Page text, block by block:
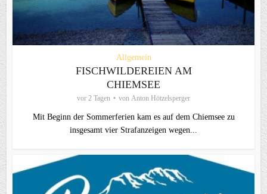
Allgemein
FISCHWILDEREIEN AM
CHIEMSEE
vor 2 Tagen von Anton Hötzelsperger
Mit Beginn der Sommerferien kam es auf dem Chiemsee zu
insgesamt vier Strafanzeigen wegen...